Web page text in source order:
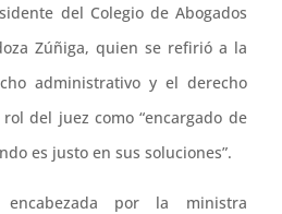
del Colegio de Abogados
Zúñiga, quien se refirió a la
administrativo y el derecho
del juez como “encargado de
es justo en sus soluciones”.
por la ministra